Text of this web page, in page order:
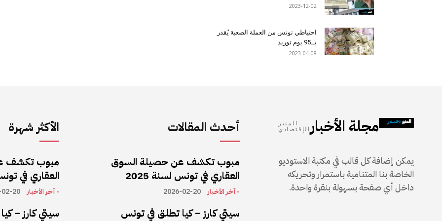
2023-12-02
احتياطي تونس من العملة الصعبة يُقدر
بــ95 يوم توريد
2023-04-08
الأكثر شهرة
مبوب تكشف
العقاري في تونس
- آخر الأخبار 20
سيتي كارز –
أحدث المقالات
مبوب تكشف عن حصيلة السوق
العقاري في تونس لسنة 2025
- آخر الأخبار 2026-02-20
سيتي كارز – كيا تطلق في تونس
مجلة الأخبار
المنبر
الإقتصادي
يمكن إضافة كل قالب في مكتبة الاستوديو
الخاصة بنا المتنامية باستمرار وتحريكه
داخل أي صفحة بسهولة بنقرة واحدة.